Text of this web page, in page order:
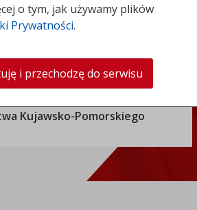
„Infostrada Kujaw i Pomorza
ze środków Europejskiego
Programu Operacyjnego
Pomorskiego
na lata 2014-
Kujawsko-Pomorskiego
o tym, jak używamy plików
Prywatności.
i przechodzę do serwisu